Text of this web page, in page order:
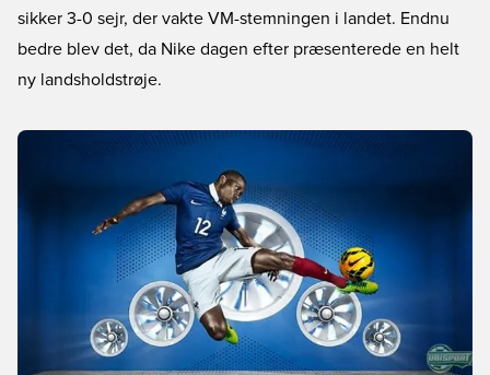
sikker 3-0 sejr, der vakte VM-stemningen i landet. Endnu
bedre blev det, da Nike dagen efter præsenterede en helt
ny landsholdstrøje.